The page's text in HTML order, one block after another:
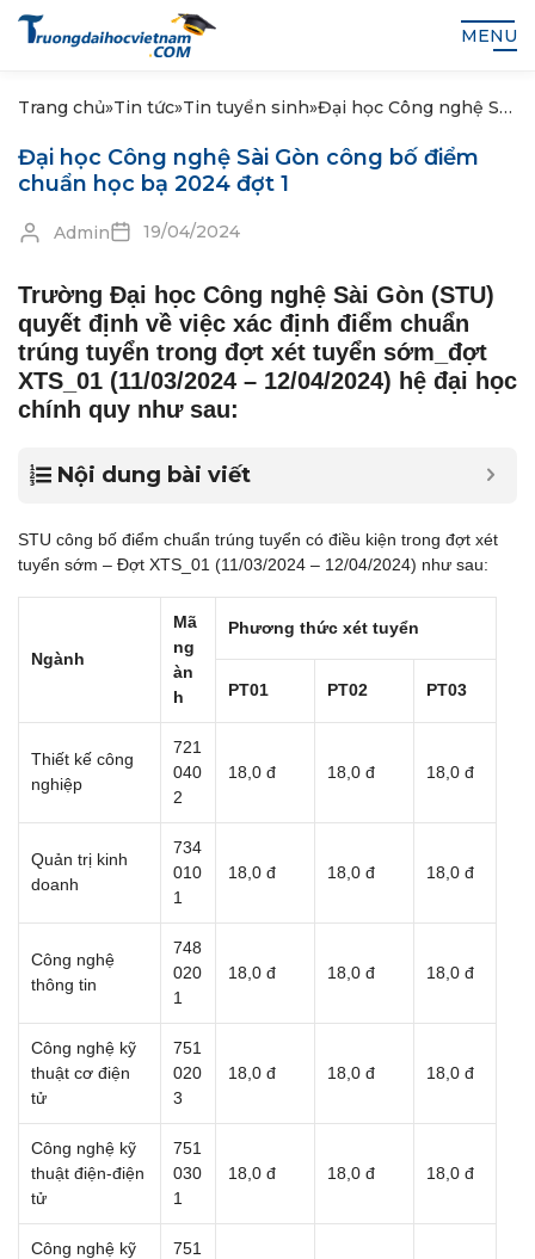
MENU
Trang chủ»Tin tức»Tin tuyển sinh»Đại học Công nghệ Sài
chuẩn học bạ 2024
Đại học Công nghệ Sài Gòn công bố điểm
chuẩn học bạ 2024 đợt 1
Admin 19/04/2024
Trường Đại học Công nghệ Sài Gòn (STU)
quyết định về việc xác định điểm chuẩn
trúng tuyển trong đợt xét tuyển sớm_đợt
XTS_01 (11/03/2024 – 12/04/2024) hệ đại học
chính quy như sau:
Nội dung bài viết
STU công bố điểm chuẩn trúng tuyển có điều kiện trong đợt xét
tuyển sớm – Đợt XTS_01 (11/03/2024 – 12/04/2024) như sau:
Ngành
Mã
ng
àn
h
Phương thức xét tuyển
PT01 PT02 PT03
Thiết kế công
nghiệp
721
040
2
18,0 đ 18,0 đ 18,0 đ
Quản trị kinh
doanh
734
010
1
18,0 đ 18,0 đ 18,0 đ
Công nghệ
thông tin
748
020
1
18,0 đ 18,0 đ 18,0 đ
Công nghệ kỹ
thuật cơ điện
tử
751
020
3
18,0 đ 18,0 đ 18,0 đ
Công nghệ kỹ
thuật điện-điện
tử
751
030
1
18,0 đ 18,0 đ 18,0 đ
Công nghệ kỹ
751